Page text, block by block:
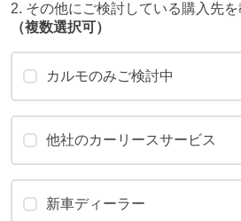
2. その他にご検討している購入先を
（複数選択可）
カルモのみご検討中
他社のカーリースサービス
新車ディーラー